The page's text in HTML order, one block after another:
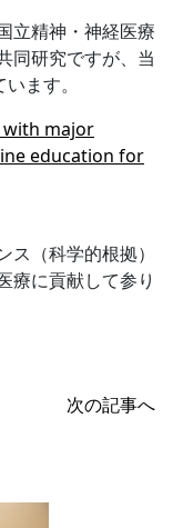
立精神・神経医療
同研究ですが、当
ます。
with major
education for
（科学的根拠）
療に貢献して参り
次の記事へ